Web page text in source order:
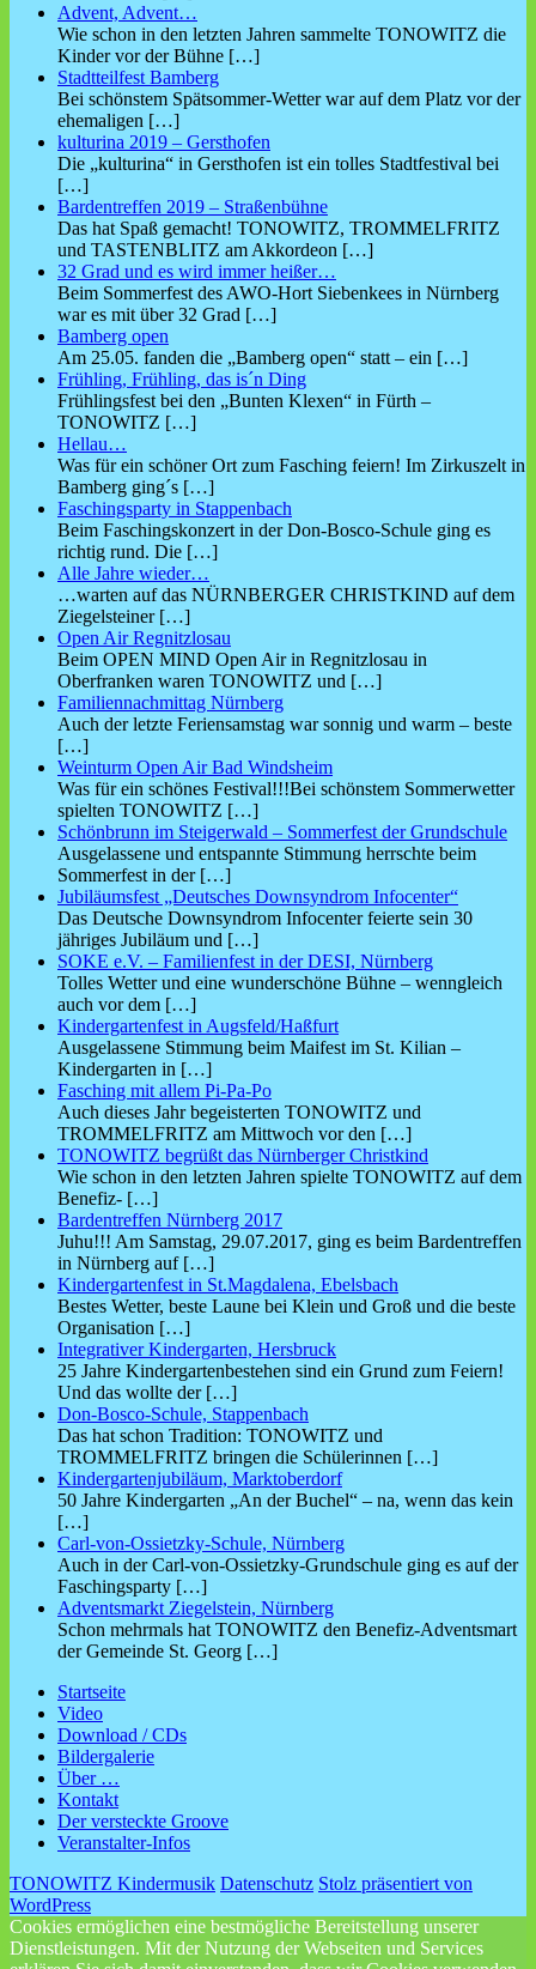
Advent, Advent…
Wie schon in den letzten Jahren sammelte TONOWITZ die
Kinder vor der Bühne […]
Stadtteilfest Bamberg
Bei schönstem Spätsommer-Wetter war auf dem Platz vor der
ehemaligen […]
kulturina 2019 – Gersthofen
Die „kulturina“ in Gersthofen ist ein tolles Stadtfestival bei
[…]
Bardentreffen 2019 – Straßenbühne
Das hat Spaß gemacht! TONOWITZ, TROMMELFRITZ
und TASTENBLITZ am Akkordeon […]
32 Grad und es wird immer heißer…
Beim Sommerfest des AWO-Hort Siebenkees in Nürnberg
war es mit über 32 Grad […]
Bamberg open
Am 25.05. fanden die „Bamberg open“ statt – ein […]
Frühling, Frühling, das is´n Ding
Frühlingsfest bei den „Bunten Klexen“ in Fürth –
TONOWITZ […]
Hellau…
Was für ein schöner Ort zum Fasching feiern! Im Zirkuszelt in
Bamberg ging´s […]
Faschingsparty in Stappenbach
Beim Faschingskonzert in der Don-Bosco-Schule ging es
richtig rund. Die […]
Alle Jahre wieder…
…warten auf das NÜRNBERGER CHRISTKIND auf dem
Ziegelsteiner […]
Open Air Regnitzlosau
Beim OPEN MIND Open Air in Regnitzlosau in
Oberfranken waren TONOWITZ und […]
Familiennachmittag Nürnberg
Auch der letzte Feriensamstag war sonnig und warm – beste
[…]
Weinturm Open Air Bad Windsheim
Was für ein schönes Festival!!!Bei schönstem Sommerwetter
spielten TONOWITZ […]
Schönbrunn im Steigerwald – Sommerfest der Grundschule
Ausgelassene und entspannte Stimmung herrschte beim
Sommerfest in der […]
Jubiläumsfest „Deutsches Downsyndrom Infocenter“
Das Deutsche Downsyndrom Infocenter feierte sein 30
jähriges Jubiläum und […]
SOKE e.V. – Familienfest in der DESI, Nürnberg
Tolles Wetter und eine wunderschöne Bühne – wenngleich
auch vor dem […]
Kindergartenfest in Augsfeld/Haßfurt
Ausgelassene Stimmung beim Maifest im St. Kilian –
Kindergarten in […]
Fasching mit allem Pi-Pa-Po
Auch dieses Jahr begeisterten TONOWITZ und
TROMMELFRITZ am Mittwoch vor den […]
TONOWITZ begrüßt das Nürnberger Christkind
Wie schon in den letzten Jahren spielte TONOWITZ auf dem
Benefiz- […]
Bardentreffen Nürnberg 2017
Juhu!!! Am Samstag, 29.07.2017, ging es beim Bardentreffen
in Nürnberg auf […]
Kindergartenfest in St.Magdalena, Ebelsbach
Bestes Wetter, beste Laune bei Klein und Groß und die beste
Organisation […]
Integrativer Kindergarten, Hersbruck
25 Jahre Kindergartenbestehen sind ein Grund zum Feiern!
Und das wollte der […]
Don-Bosco-Schule, Stappenbach
Das hat schon Tradition: TONOWITZ und
TROMMELFRITZ bringen die Schülerinnen […]
Kindergartenjubiläum, Marktoberdorf
50 Jahre Kindergarten „An der Buchel“ – na, wenn das kein
[…]
Carl-von-Ossietzky-Schule, Nürnberg
Auch in der Carl-von-Ossietzky-Grundschule ging es auf der
Faschingsparty […]
Adventsmarkt Ziegelstein, Nürnberg
Schon mehrmals hat TONOWITZ den Benefiz-Adventsmart
der Gemeinde St. Georg […]
Startseite
Video
Download / CDs
Bildergalerie
Über …
Kontakt
Der versteckte Groove
Veranstalter-Infos
TONOWITZ Kindermusik Datenschutz Stolz präsentiert von
WordPress
Cookies ermöglichen eine bestmögliche Bereitstellung unserer
Dienstleistungen. Mit der Nutzung der Webseiten und Services